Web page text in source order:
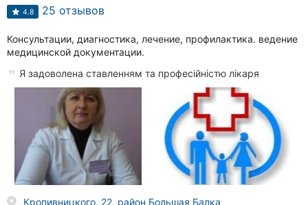
4.8 25 отзывов
Консультации, диагностика, лечение, профилактика. ведение
медицинской документации.
Я задоволена ставленням та професійністю лікаря
Кропивницкого, 22, район Большая Балка